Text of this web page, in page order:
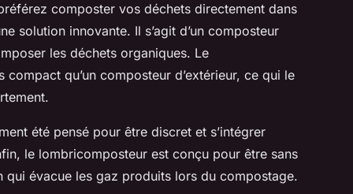
composter vos déchets directement dans
solution innovante. Il s’agit d’un composteur
les déchets organiques. Le
qu’un composteur d’extérieur, ce qui le
été pensé pour être discret et s’intégrer
le lombricomposteur est conçu pour être sans
qui évacue les gaz produits lors du compostage.